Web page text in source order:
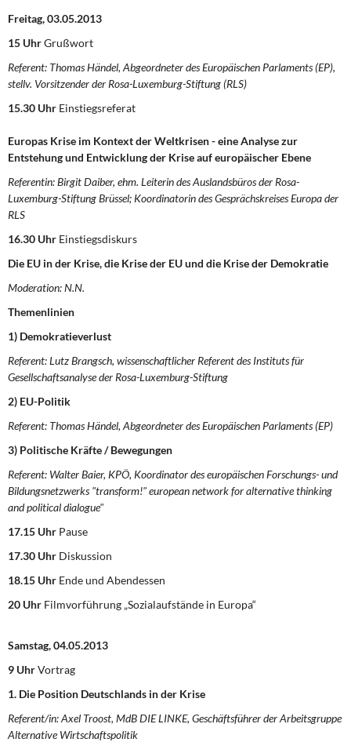
Freitag, 03.05.2013
15 UhrGrußwort
Referent: Thomas Händel, Abgeordneter des Europäischen Parlaments (EP),
stellv. Vorsitzender der Rosa-Luxemburg-Stiftung (RLS)
15.30 Uhr Einstiegsreferat
Europas Krise im Kontext der Weltkrisen - eine Analyse zur
Entstehung und Entwicklung der Krise auf europäischer Ebene
Referentin: Birgit Daiber, ehm. Leiterin des Auslandsbüros der Rosa-
Luxemburg-Stiftung Brüssel; Koordinatorin des Gesprächskreises Europa der
RLS
16.30 Uhr Einstiegsdiskurs
Die EU in der Krise, die Krise der EU und die Krise der Demokratie
Moderation: N.N.
Themenlinien
1) Demokratieverlust
Referent: Lutz Brangsch, wissenschaftlicher Referent des Instituts für
Gesellschaftsanalyse der Rosa-Luxemburg-Stiftung
2) EU-Politik
Referent: Thomas Händel, Abgeordneter des Europäischen Parlaments (EP)
3) Politische Kräfte / Bewegungen
Referent: Walter Baier, KPÖ, Koordinator des europäischen Forschungs- und
Bildungsnetzwerks "transform!" european network for alternative thinking
and political dialogue"
17.15 Uhr Pause
17.30 Uhr Diskussion
18.15 Uhr Ende und Abendessen
20 Uhr Filmvorführung „Sozialaufstände in Europa“
Samstag, 04.05.2013
9 UhrVortrag
1. Die Position Deutschlands in der Krise
Referent/in: Axel Troost, MdB DIE LINKE, Geschäftsführer der Arbeitsgruppe
Alternative Wirtschaftspolitik